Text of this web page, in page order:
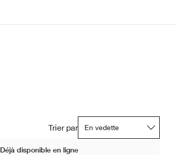
Trier par
Déjà disponible en ligne